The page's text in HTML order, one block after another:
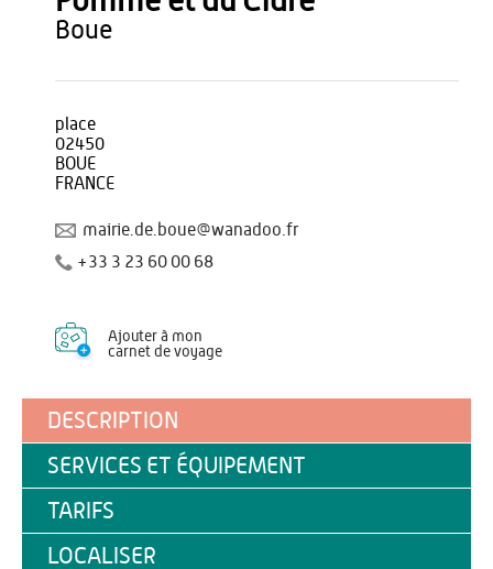
boue
place
02450
BOUE
FRANCE
mairie.de.boue@wanadoo.fr
+33 3 23 60 00 68
Ajouter à mon
carnet de voyage
DESCRIPTION
SERVICES ET ÉQUIPEMENT
TARIFS
LOCALISER